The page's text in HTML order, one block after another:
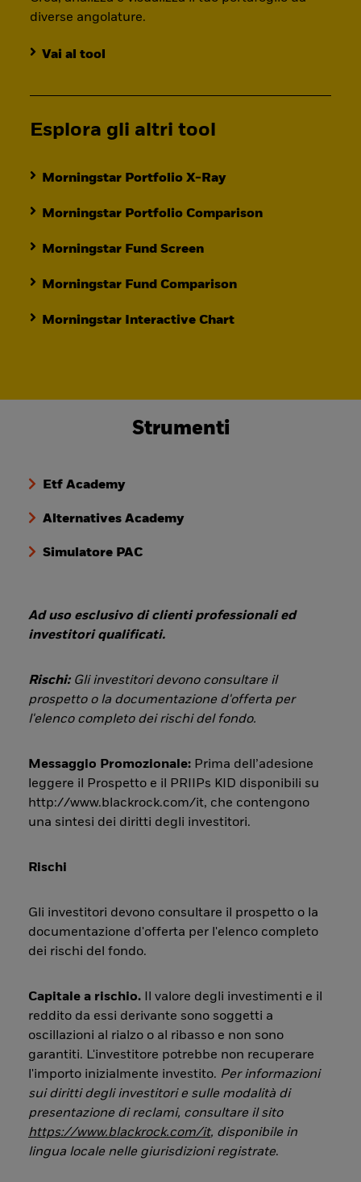
diverse angolature.
Vai al tool
Esplora gli altri tool
Morningstar Portfolio X-Ray
Morningstar Portfolio Comparison
Morningstar Fund Screen
Morningstar Fund Comparison
Morningstar Interactive Chart
Strumenti
Etf Academy
Alternatives Academy
Simulatore PAC
Ad uso esclusivo di clienti professionali ed
investitori qualificati.
Rischi: Gli investitori devono consultare il
prospetto o la documentazione d'offerta per
l'elenco completo dei rischi del fondo.
Messaggio Promozionale: Prima dell’adesione
leggere il Prospetto e il PRIIPs KID disponibili su
http://www.blackrock.com/it, che contengono
una sintesi dei diritti degli investitori.
Rischi
Gli investitori devono consultare il prospetto o la
documentazione d'offerta per l'elenco completo
dei rischi del fondo.
Capitale a rischio. Il valore degli investimenti e il
reddito da essi derivante sono soggetti a
oscillazioni al rialzo o al ribasso e non sono
garantiti. L'investitore potrebbe non recuperare
l'importo inizialmente investito. Per informazioni
sui diritti degli investitori e sulle modalità di
presentazione di reclami, consultare il sito
https://www.blackrock.com/it, disponibile in
lingua locale nelle giurisdizioni registrate.